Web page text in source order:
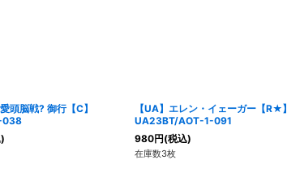
頭脳戦? 御行【C】
038
【UA】エレン・イェーガー【R★】
UA23BT/AOT-1-091
980円(税込)
在庫数3枚